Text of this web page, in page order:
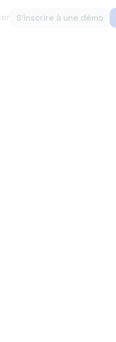
S'inscrire à une démo